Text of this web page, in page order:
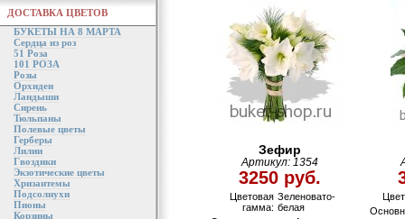
ДОСТАВКА ЦВЕТОВ
БУКЕТЫ НА 8 МАРТА
Сердца из роз
51 Роза
101 РОЗА
Розы
Орхидеи
Ландыши
Сирень
Тюльпаны
Полевые цветы
Герберы
Лилии
Гвоздики
Экзотические цветы
Хризантемы
Подсолнухи
Пионы
Корзины
Зефир
Артикул: 1354
3250 руб.
Цветовая
гамма:
Зеленовато-
белая